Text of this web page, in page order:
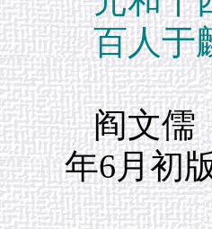
百人于
阎文儒
年6月初